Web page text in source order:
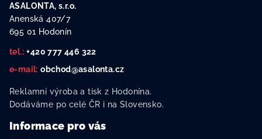
ASALONTA, s.r.o.
Anenská 407/7
695 01 Hodonín
tel.: +420 777 446 322
e-mail: obchod@asalonta.cz
Reklamní výroba a tisk z Hodonína.
Dodáváme po celé ČR i na Slovensko.
Informace pro vás